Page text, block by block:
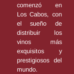
comenzó en
Los Cabos, con
el sueño de
distribuir los
vinos más
exquisitos y
prestigiosos del
mundo.